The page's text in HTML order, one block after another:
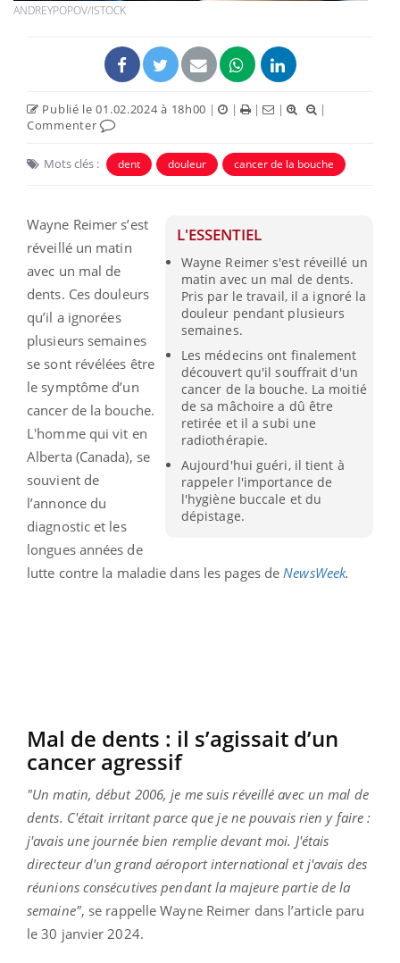
ANDREYPOPOV/ISTOCK
Publié le 01.02.2024 à 18h00 | | | |
|
Commenter
Mots clés : dent douleur cancer de la bouche
L'ESSENTIEL
Wayne Reimer s'est réveillé un
matin avec un mal de dents.
Pris par le travail, il a ignoré la
douleur pendant plusieurs
semaines.
Les médecins ont finalement
découvert qu'il souffrait d'un
cancer de la bouche. La moitié
de sa mâchoire a dû être
retirée et il a subi une
radiothérapie.
Aujourd'hui guéri, il tient à
rappeler l'importance de
l'hygiène buccale et du
dépistage.
Wayne Reimer s’est
réveillé un matin
avec un mal de
dents. Ces douleurs
qu’il a ignorées
plusieurs semaines
se sont révélées être
le symptôme d’un
cancer de la bouche.
L'homme qui vit en
Alberta (Canada), se
souvient de
l’annonce du
diagnostic et les
longues années de
lutte contre la maladie dans les pages de NewsWeek.
Mal de dents : il s’agissait d’un
cancer agressif
"Un matin, début 2006, je me suis réveillé avec un mal de
dents. C'était irritant parce que je ne pouvais rien y faire :
j'avais une journée bien remplie devant moi. J'étais
directeur d'un grand aéroport international et j'avais des
réunions consécutives pendant la majeure partie de la
semaine", se rappelle Wayne Reimer dans l’article paru
le 30 janvier 2024.